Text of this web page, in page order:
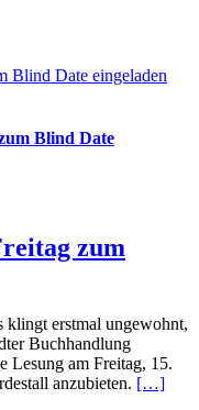
Blind Date eingeladen
Blind Date
zum
klingt erstmal ungewohnt,
Buchhandlung
Lesung am Freitag, 15.
anzubieten. […]